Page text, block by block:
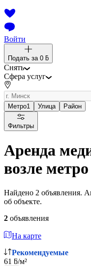
Войти
Подать за 0 ƃ
Снять
Сфера услуг
Метро1 Улица Район
Фильтры
Аренда
возле
Найдено 2 объявления.
об объекте.
2 объявления
На карте
Рекомендуемые
61 ƃ/м²